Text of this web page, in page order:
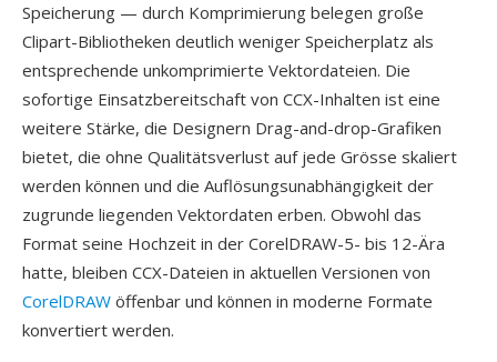
Speicherung — durch Komprimierung belegen große
Clipart-Bibliotheken deutlich weniger Speicherplatz als
entsprechende unkomprimierte Vektordateien. Die
sofortige Einsatzbereitschaft von CCX-Inhalten ist eine
weitere Stärke, die Designern Drag-and-drop-Grafiken
bietet, die ohne Qualitätsverlust auf jede Grösse skaliert
werden können und die Auflösungsunabhängigkeit der
zugrunde liegenden Vektordaten erben. Obwohl das
Format seine Hochzeit in der CorelDRAW-5- bis 12-Ära
hatte, bleiben CCX-Dateien in aktuellen Versionen von
CorelDRAW öffenbar und können in moderne Formate
konvertiert werden.